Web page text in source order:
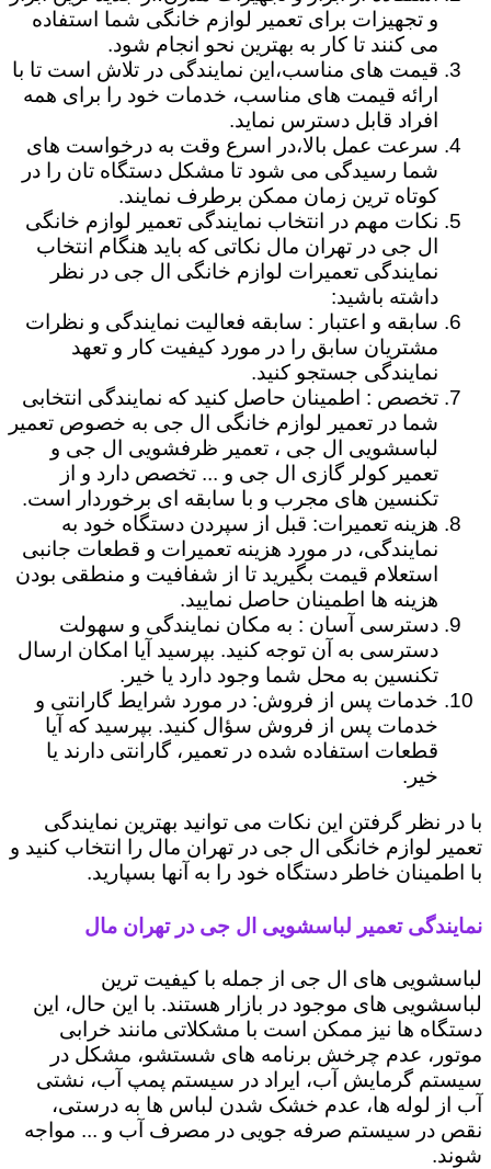
و تجهیزات برای تعمیر لوازم خانگی شما استفاده
می کنند تا کار به بهترین نحو انجام شود.
قیمت های مناسب،این نمایندگی در تلاش است تا با
ارائه قیمت های مناسب، خدمات خود را برای همه
افراد قابل دسترس نماید.
سرعت عمل بالا،در اسرع وقت به درخواست های
شما رسیدگی می شود تا مشکل دستگاه تان را در
کوتاه ترین زمان ممکن برطرف نمایند.
نکات مهم در انتخاب نمایندگی تعمیر لوازم خانگی
ال جی در تهران مال نکاتی که باید هنگام انتخاب
نمایندگی تعمیرات لوازم خانگی ال جی در نظر
داشته باشید:
سابقه و اعتبار : سابقه فعالیت نمایندگی و نظرات
مشتریان سابق را در مورد کیفیت کار و تعهد
نمایندگی جستجو کنید.
تخصص : اطمینان حاصل کنید که نمایندگی انتخابی
شما در تعمیر لوازم خانگی ال جی به خصوص تعمیر
لباسشویی ال جی ، تعمیر ظرفشویی ال جی و
تعمیر کولر گازی ال جی و ... تخصص دارد و از
تکنسین های مجرب و با سابقه ای برخوردار است.
هزینه تعمیرات: قبل از سپردن دستگاه خود به
نمایندگی، در مورد هزینه تعمیرات و قطعات جانبی
استعلام قیمت بگیرید تا از شفافیت و منطقی بودن
هزینه ها اطمینان حاصل نمایید.
دسترسی آسان : به مکان نمایندگی و سهولت
دسترسی به آن توجه کنید. بپرسید آیا امکان ارسال
تکنسین به محل شما وجود دارد یا خیر.
خدمات پس از فروش: در مورد شرایط گارانتی و
خدمات پس از فروش سؤال کنید. بپرسید که آیا
قطعات استفاده شده در تعمیر، گارانتی دارند یا
خیر.
با در نظر گرفتن این نکات می توانید بهترین نمایندگی
تعمیر لوازم خانگی ال جی در تهران مال را انتخاب کنید و
با اطمینان خاطر دستگاه خود را به آنها بسپارید.
نمایندگی تعمیر لباسشویی ال جی در تهران مال
لباسشویی های ال جی از جمله با کیفیت ترین
لباسشویی های موجود در بازار هستند. با این حال، این
دستگاه ها نیز ممکن است با مشکلاتی مانند خرابی
موتور، عدم چرخش برنامه های شستشو، مشکل در
سیستم گرمایش آب، ایراد در سیستم پمپ آب، نشتی
آب از لوله ها، عدم خشک شدن لباس ها به درستی،
نقص در سیستم صرفه جویی در مصرف آب و ... مواجه
شوند.